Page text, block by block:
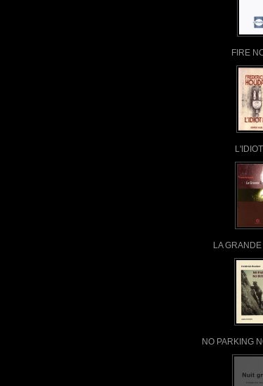
FIRE
LA
NO PARKING